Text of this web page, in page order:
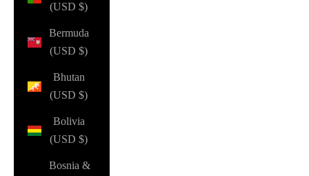
(USD $)
Bermuda
(USD $)
Bhutan
(USD $)
Bolivia
(USD $)
Bosnia &